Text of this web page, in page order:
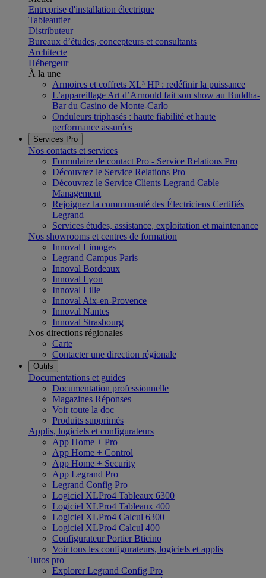
Entreprise d'installation électrique
Tableautier
Distributeur
Bureaux d’études, concepteurs et consultants
Architecte
Hébergeur
À la une
Armoires et coffrets XL³ HP : redéfinir la puissance
L’appareillage Art d’Arnould fait son show au Buddha-
Bar du Casino de Monte-Carlo
Onduleurs triphasés : haute fiabilité et haute
performance assurées
Services Pro
Nos contacts et services
Formulaire de contact Pro - Service Relations Pro
Découvrez le Service Relations Pro
Découvrez le Service Clients Legrand Cable
Management
Rejoignez la communauté des Électriciens Certifiés
Legrand
Services études, assistance, exploitation et maintenance
Nos showrooms et centres de formation
Innoval Limoges
Legrand Campus Paris
Innoval Bordeaux
Innoval Lyon
Innoval Lille
Innoval Aix-en-Provence
Innoval Nantes
Innoval Strasbourg
Nos directions régionales
Carte
Contacter une direction régionale
Outils
Documentations et guides
Documentation professionnelle
Magazines Réponses
Voir toute la doc
Produits supprimés
Applis, logiciels et configurateurs
App Home + Pro
App Home + Control
App Home + Security
App Legrand Pro
Legrand Config Pro
Logiciel XLPro4 Tableaux 6300
Logiciel XLPro4 Tableaux 400
Logiciel XLPro4 Calcul 6300
Logiciel XLPro4 Calcul 400
Configurateur Portier Bticino
Voir tous les configurateurs, logiciels et applis
Tutos pro
Explorer Legrand Config Pro